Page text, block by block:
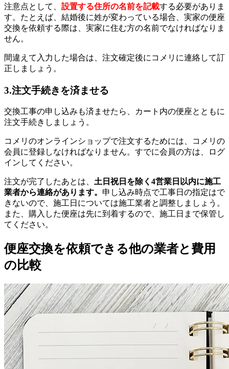
注意点として、 設置する住所の名前を記載する必要がありま
す。たとえば、結婚後に姓が変わっている場合、実家の便座
交換を依頼する際は、実家に住む方の名前でなければなりま
せん。
間違えて入力した場合は、注文確定後にコメリに連絡して訂
正しましょう。
3.注文手続きを済ませる
交換工事の申し込みも済ませたら、カート内の便座とともに
注文手続きしましょう。
コメリのオンラインショップで注文するためには、コメリの
会員に登録しなければなりません。すでに会員の方は、ログ
インしてください。
注文が完了したあとは、 土日祝日を除く4営業日以内に施工
業者から連絡があります。 申し込み時点で工事日の指定はで
きないので、施工日については施工業者と調整しましょう。
また、購入した便座は先に到着するので、施工日まで保管し
てください。
便座交換を依頼できる他の業者と費用
の比較